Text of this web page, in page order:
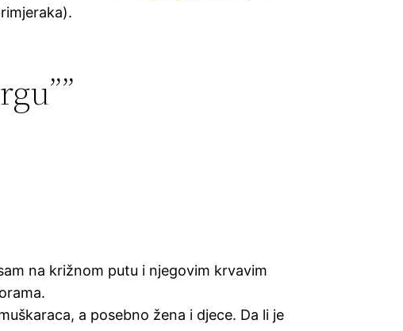
na križnom putu i njegovim krvavim
a posebno žena i djece. Da li je